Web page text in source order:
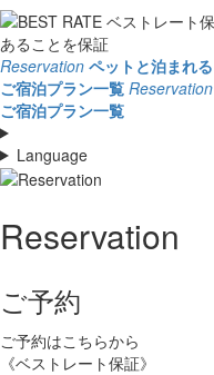
Reservation ペットと泊まれる
ご宿泊プラン一覧 Reservation
ご宿泊プラン一覧
Language
Reservation
ご予約
ご予約はこちらから
《ベストレート保証》